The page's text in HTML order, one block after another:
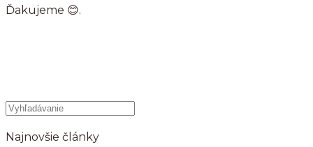
Ďakujeme 😊.
Najnovšie články